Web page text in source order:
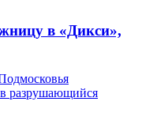
в «Дикси»,